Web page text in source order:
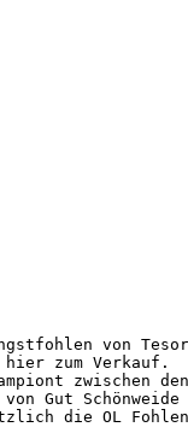
von
zum Verkauf.
zwischen
Gut Schönweide
die OL